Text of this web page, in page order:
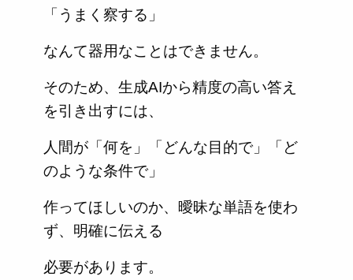
「うまく察する」
なんて器用なことはできません。
そのため、生成AIから精度の高い答え
を引き出すには、
人間が「何を」「どんな目的で」「ど
のような条件で」
作ってほしいのか、曖昧な単語を使わ
ず、明確に伝える
必要があります。